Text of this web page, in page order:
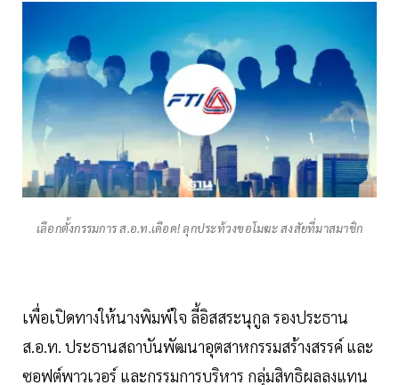
เลือกตั้งกรรมการ ส.อ.ท.เดือด! ลุกประท้วงขอโมฆะ สงสัยที่มาสมาชิก
เพื่อเปิดทางให้นางพิมพ์ใจ ลี้อิสสระนุกูล รองประธาน
ส.อ.ท. ประธานสถาบันพัฒนาอุตสาหกรรมสร้างสรรค์ และ
ซอฟต์พาวเวอร์ และกรรมการบริหาร กลุ่มสิทธิผลลงแทน